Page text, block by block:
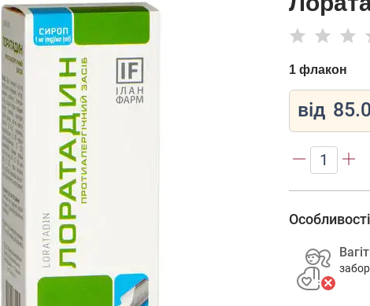
1 флакон
від
1